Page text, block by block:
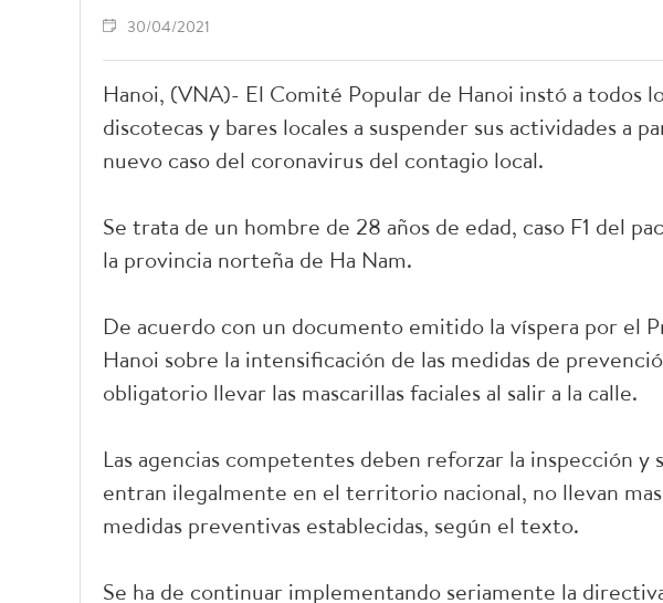
30/04/2021
Hanoi, (VNA)- El Comité Popular de Hanoi instó a todos
discotecas y bares locales a suspender sus actividades a
nuevo caso del coronavirus del contagio local.
Se trata de un hombre de 28 años de edad, caso F1 del
la provincia norteña de Ha Nam.
De acuerdo con un documento emitido la víspera por el
Hanoi sobre la intensificación de las medidas de
obligatorio llevar las mascarillas faciales al salir a la calle.
Las agencias competentes deben reforzar la inspección y
entran ilegalmente en el territorio nacional, no llevan
medidas preventivas establecidas, según el texto.
Se ha de continuar implementando seriamente la